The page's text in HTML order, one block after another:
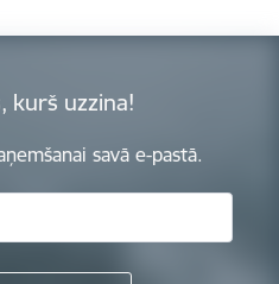
kurš uzzina!
savā e-pastā.